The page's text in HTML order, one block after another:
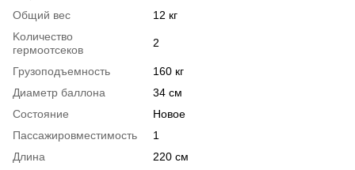
Общий вес
12 кг
Kоличество
гермоотсеков
2
Грузоподъемность
160 кг
Диаметр баллона
34 см
Состояние
Новое
Пассажировместимость
1
Длина
220 см